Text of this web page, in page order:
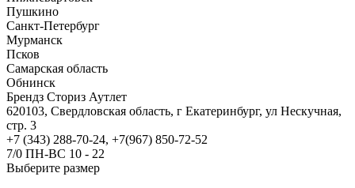
Пушкино
Санкт-Петербург
Мурманск
Псков
Самарская область
Обнинск
Брендз Сториз Аутлет
620103, Свердловская область, г Екатеринбург, ул Нескучная,
стр. 3
+7 (343) 288-70-24, +7(967) 850-72-52
7/0 ПН-ВС 10 - 22
Выберите размер